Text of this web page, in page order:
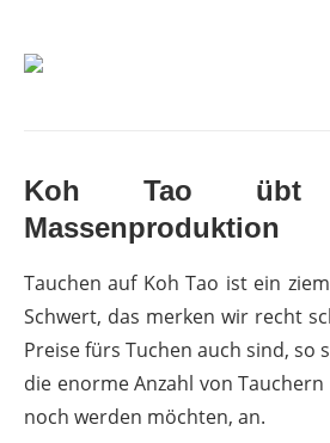
Koh Tao
Massenproduktion
Tauchen auf Koh Tao ist ein
Schwert, das merken wir recht
Preise fürs Tuchen auch sind, so
die enorme Anzahl von
noch werden möchten, an.